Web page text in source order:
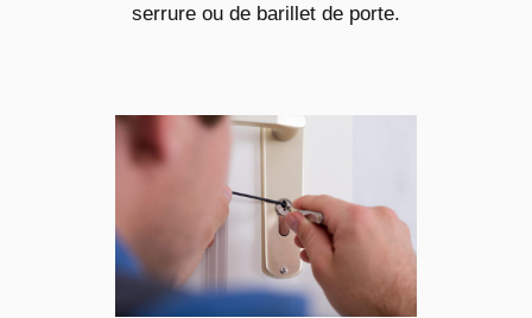
serrure ou de barillet de porte.